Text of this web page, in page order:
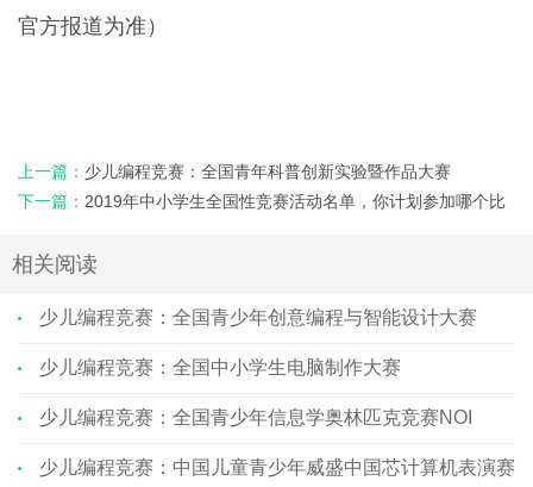
官方报道为准）
上一篇： 少儿编程竞赛：全国青年科普创新实验暨作品大赛
下一篇： 2019年中小学生全国性竞赛活动名单，你计划参加哪个比
相关阅读
少儿编程竞赛：全国青少年创意编程与智能设计大赛
少儿编程竞赛：全国中小学生电脑制作大赛
少儿编程竞赛：全国青少年信息学奥林匹克竞赛NOI
少儿编程竞赛：中国儿童青少年威盛中国芯计算机表演赛